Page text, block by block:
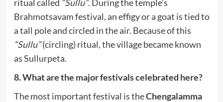
ritual called “Sullu”. During the temple’s
Brahmotsavam festival, an effigy or a goat is tied to
a tall pole and circled in the air. Because of this
“Sullu”(circling) ritual, the village became known
as Sullurpeta.
8. What are the major festivals celebrated here?
The most important festival is theChengalamma